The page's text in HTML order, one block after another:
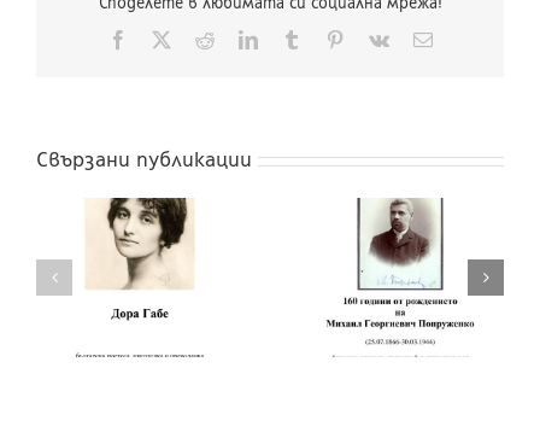
Facebook RedditLinkedInTumblr Pinterest
Vk
Електронна
Свързани публикации
160 години от
160 години от
рождението на
Чичо Стоян
(псевдоним на
Стоян Михайлов